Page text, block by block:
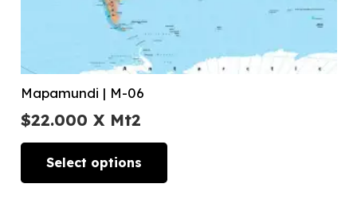
Mapamundi | M-06
$22.000 X Mt2
Select options